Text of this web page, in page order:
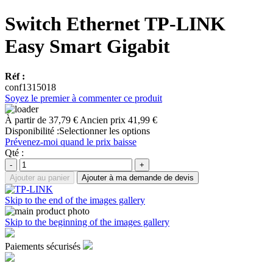
Switch Ethernet TP-LINK
Easy Smart Gigabit
Réf :
conf1315018
Soyez le premier à commenter ce produit
À partir de 37,79 € Ancien prix 41,99 €
Disponibilité :Selectionner les options
Prévenez-moi quand le prix baisse
Qté :
-
+
Ajouter au panier
Ajouter à ma demande de devis
Skip to the end of the images gallery
Skip to the beginning of the images gallery
Paiements sécurisés